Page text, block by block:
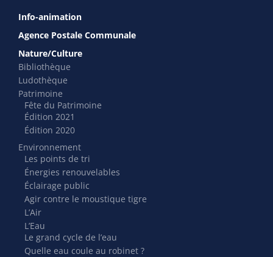
Info-animation
Agence Postale Communale
Nature/Culture
Bibliothèque
Ludothèque
Patrimoine
Fête du Patrimoine
Édition 2021
Édition 2020
Environnement
Les points de tri
Énergies renouvelables
Éclairage public
Agir contre le moustique tigre
L’Air
L’Eau
Le grand cycle de l’eau
Quelle eau coule au robinet ?